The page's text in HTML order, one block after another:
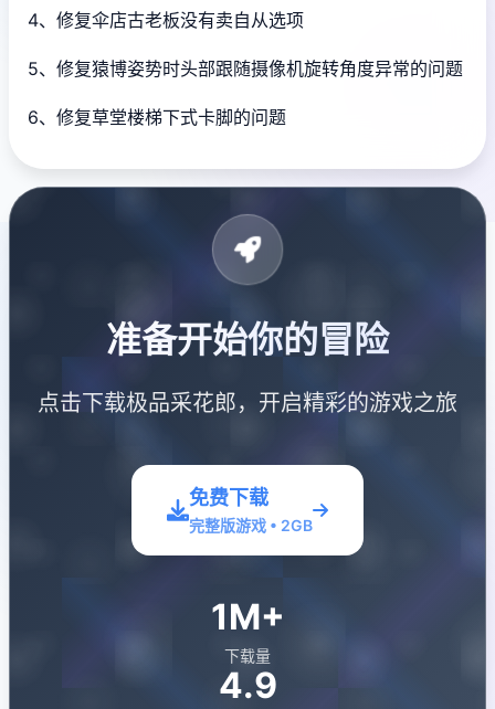
4、修复伞店古老板没有卖自从选项
5、修复猿博姿势时头部跟随摄像机旋转角度异常的问题
6、修复草堂楼梯下式卡脚的问题
准备开始你的冒险
点击下载极品采花郎，开启精彩的游戏之旅
免费下载
完整版游戏 • 2GB
1M+
下载量
4.9